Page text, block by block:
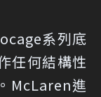
系列底
任何結構性
McLaren進